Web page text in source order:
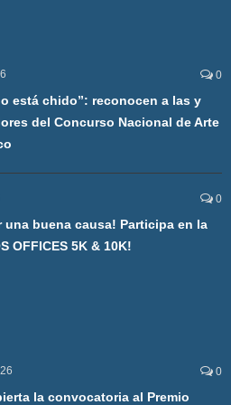
0
está chido”: reconocen a las y
del Concurso Nacional de Arte
0
una buena causa! Participa en la
OFFICES 5K & 10K!
0
la convocatoria al Premio